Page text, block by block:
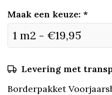
Maak een keuze: *
Levering met
Borderpakket